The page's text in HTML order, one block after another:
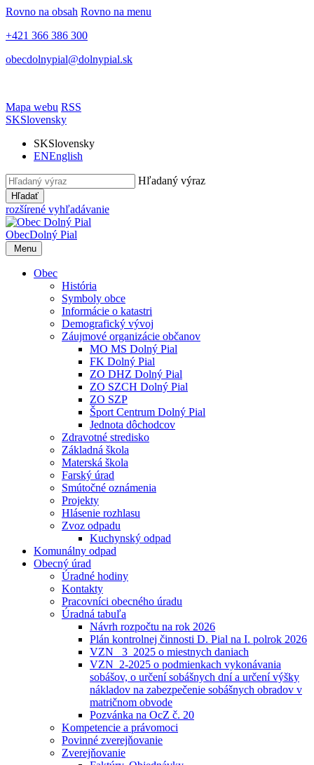
Rovno na obsah Rovno na menu
+421 366 386 300
obecdolnypial@dolnypial.sk
Mapa webu RSS
SKSlovensky
SKSlovensky
ENEnglish
Hľadaný výraz
Hľadať
rozšírené vyhľadávanie
ObecDolný Pial
Menu
Obec
História
Symboly obce
Informácie o katastri
Demografický vývoj
Záujmové organizácie občanov
MO MS Dolný Pial
FK Dolný Pial
ZO DHZ Dolný Pial
ZO SZCH Dolný Pial
ZO SZP
Šport Centrum Dolný Pial
Jednota dôchodcov
Zdravotné stredisko
Základná škola
Materská škola
Farský úrad
Smútočné oznámenia
Projekty
Hlásenie rozhlasu
Zvoz odpadu
Kuchynský odpad
Komunálny odpad
Obecný úrad
Úradné hodiny
Kontakty
Pracovníci obecného úradu
Úradná tabuľa
Návrh rozpočtu na rok 2026
Plán kontrolnej činnosti D. Pial na I. polrok 2026
VZN _3_2025 o miestnych daniach
VZN_2-2025 o podmienkach vykonávania
sobášov, o určení sobášnych dní a určení výšky
nákladov na zabezpečenie sobášnych obradov v
matričnom obvode
Pozvánka na OcZ č. 20
Kompetencie a právomoci
Povinné zverejňovanie
Zverejňovanie